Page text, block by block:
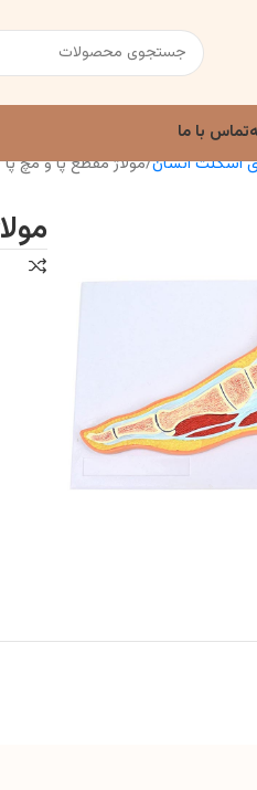
تماس با ما
اسکلت انسان مولاژ مقطع پا و مچ پا